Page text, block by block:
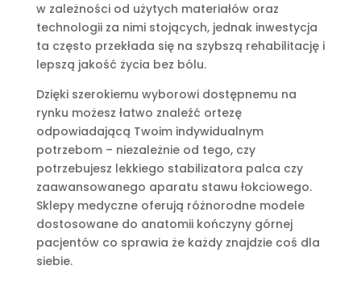
w zależności od użytych materiałów oraz
technologii za nimi stojących, jednak inwestycja
ta często przekłada się na szybszą rehabilitację i
lepszą jakość życia bez bólu.
Dzięki szerokiemu wyborowi dostępnemu na
rynku możesz łatwo znaleźć ortezę
odpowiadającą Twoim indywidualnym
potrzebom – niezależnie od tego, czy
potrzebujesz lekkiego stabilizatora palca czy
zaawansowanego aparatu stawu łokciowego.
Sklepy medyczne oferują różnorodne modele
dostosowane do anatomii kończyny górnej
pacjentów co sprawia że każdy znajdzie coś dla
siebie.